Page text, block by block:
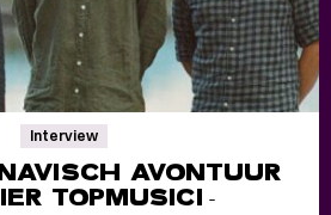
Interview
AVONTUUR
TOPMUSICI -